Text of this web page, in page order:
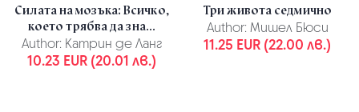
Силата на мозъка: Всичко,
което трябва да зна...
Author: Катрин де Ланг
10.23 EUR (20.01 лв.)
Три живота седмично
Author: Мишел Бюси
11.25 EUR (22.00 лв.)